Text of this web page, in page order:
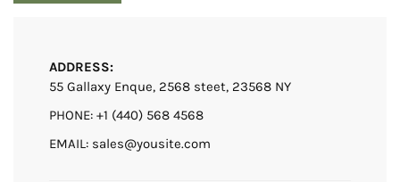
ADDRESS:
55 Gallaxy Enque, 2568 steet, 23568 NY
PHONE: +1 (440) 568 4568
EMAIL: sales@yousite.com